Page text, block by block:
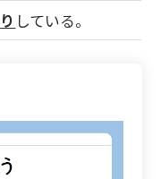
している。